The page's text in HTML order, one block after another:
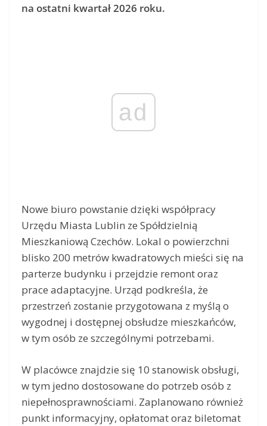
na ostatni kwartał 2026 roku.
ad
Nowe biuro powstanie dzięki współpracy
Urzędu Miasta Lublin ze Spółdzielnią
Mieszkaniową Czechów. Lokal o powierzchni
blisko 200 metrów kwadratowych mieści się na
parterze budynku i przejdzie remont oraz
prace adaptacyjne. Urząd podkreśla, że
przestrzeń zostanie przygotowana z myślą o
wygodnej i dostępnej obsłudze mieszkańców,
w tym osób ze szczególnymi potrzebami.
W placówce znajdzie się 10 stanowisk obsługi,
w tym jedno dostosowane do potrzeb osób z
niepełnosprawnościami. Zaplanowano również
punkt informacyjny, opłatomat oraz biletomat